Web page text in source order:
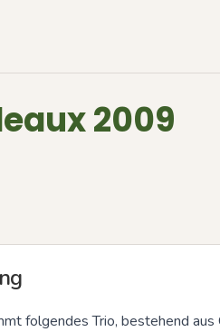
2009
folgendes Trio, bestehend aus